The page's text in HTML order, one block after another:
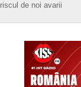
riscul de noi avarii